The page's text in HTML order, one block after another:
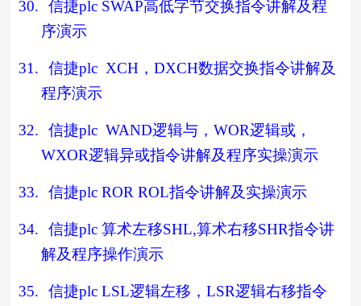
30. 信捷plc SWAP高低字节交换指令讲解及程
序演示
31. 信捷plc XCH ，DXCH数据交换指令讲解及
程序演示
32. 信捷plc WAND逻辑与，WOR逻辑或，
WXOR逻辑异或指令讲解及程序实操演示
33. 信捷plc ROR ROL指令讲解及实操演示
34. 信捷plc算术左移SHL,算术右移SHR指令讲
解及程序操作演示
35. 信捷plc LSL逻辑左移，LSR逻辑右移指令